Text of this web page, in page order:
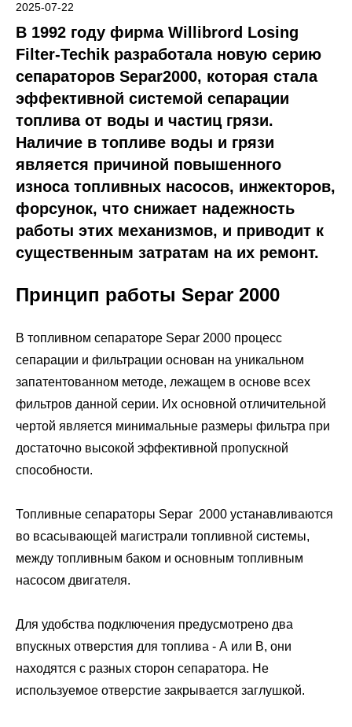
2025-07-22
В 1992 году фирма Willibrord Losing
Filter-Techik разработала новую серию
сепараторов Separ2000, которая стала
эффективной системой сепарации
топлива от воды и частиц грязи.
Наличие в топливе воды и грязи
является причиной повышенного
износа топливных насосов, инжекторов,
форсунок, что снижает надежность
работы этих механизмов, и приводит к
существенным затратам на их ремонт.
Принцип работы Separ 2000
В топливном сепараторе Separ 2000 процесс
сепарации и фильтрации основан на уникальном
запатентованном методе, лежащем в основе всех
фильтров данной серии. Их основной отличительной
чертой является минимальные размеры фильтра при
достаточно высокой эффективной пропускной
способности.
Топливные сепараторы Separ 2000 устанавливаются
во всасывающей магистрали топливной системы,
между топливным баком и основным топливным
насосом двигателя.
Для удобства подключения предусмотрено два
впускных отверстия для топлива - А или В, они
находятся с разных сторон сепаратора. Не
используемое отверстие закрывается заглушкой.